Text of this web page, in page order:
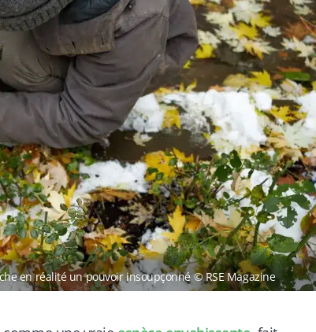
en réalité un pouvoir insoupçonné © RSE Magazine